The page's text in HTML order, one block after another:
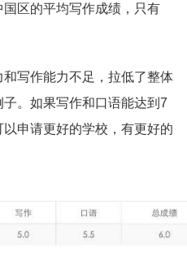
区的平均写作成绩，只有
写作能力不足，拉低了整体
。如果写作和口语能达到7
申请更好的学校，有更好的